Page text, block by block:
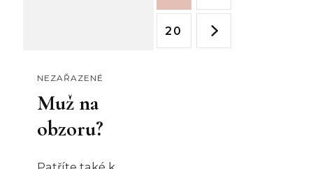
NEZAŘAZENÉ
Muž na
obzoru?
Stránka
20